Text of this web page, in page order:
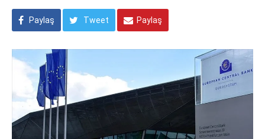
Paylaş Tweet Paylaş